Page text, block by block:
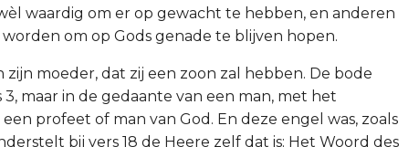
waardig om er op gewacht te hebben, en anderen
om op Gods genade te blijven hopen.
zijn moeder, dat zij een zoon zal hebben. De bode
maar in de gedaante van een man, met het
profeet of man van God. En deze engel was, zoals
bij vers 18 de Heere zelf dat is: Het Woord des